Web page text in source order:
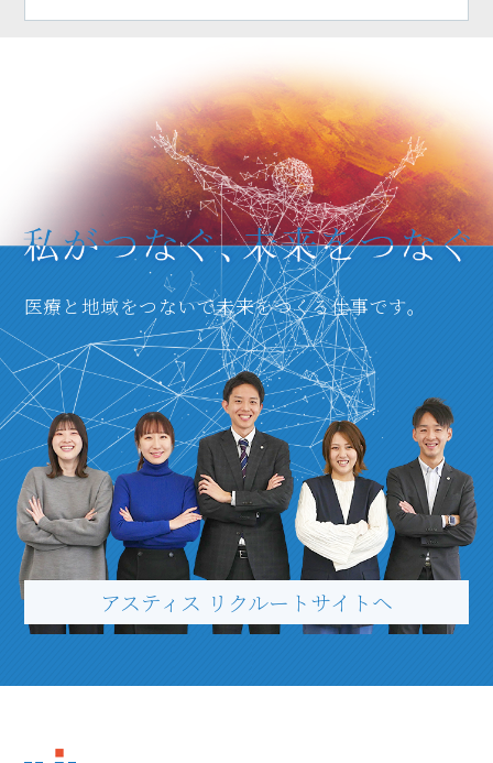
医療と地域をつないで未来をつくる仕事です。
アスティス リクルートサイトヘ